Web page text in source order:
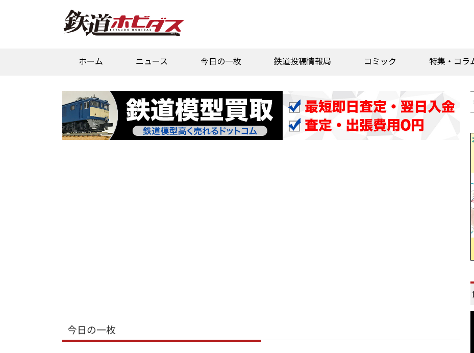
ホーム ニュース 今日の一枚 鉄道投稿情報局 コミック 特集・コラ
今日の一枚